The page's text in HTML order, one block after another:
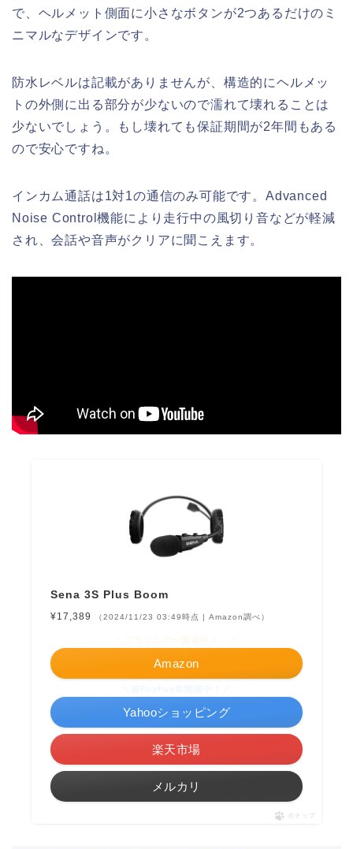
で、ヘルメット側面に小さなボタンが2つあるだけのミ
ニマルなデザインです。
防水レベルは記載がありませんが、構造的にヘルメッ
トの外側に出る部分が少ないので濡れて壊れることは
少ないでしょう。もし壊れても保証期間が2年間もある
ので安心ですね。
インカム通話は1対1の通信のみ可能です。Advanced
Noise Control機能により走行中の風切り音などが軽減
され、会話や音声がクリアに聞こえます。
Sena 3S Plus Boom
¥17,389 （2024/11/23 03:49時点 | Amazon調べ）
Amazon
楽天市場
Yahooショッピング
メルカリ
ポチップ